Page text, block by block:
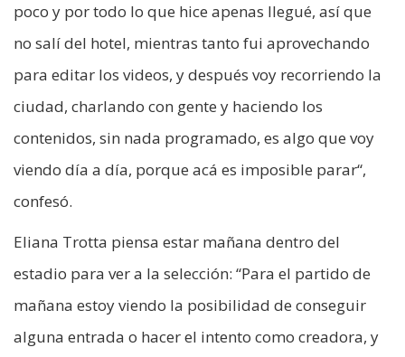
poco y por todo lo que hice apenas llegué, así que
no salí del hotel, mientras tanto fui aprovechando
para editar los videos, y después voy recorriendo la
ciudad, charlando con gente y haciendo los
contenidos, sin nada programado, es algo que voy
viendo día a día, porque acá es imposible parar“,
confesó.
Eliana Trotta piensa estar mañana dentro del
estadio para ver a la selección: “Para el partido de
mañana estoy viendo la posibilidad de conseguir
alguna entrada o hacer el intento como creadora, y